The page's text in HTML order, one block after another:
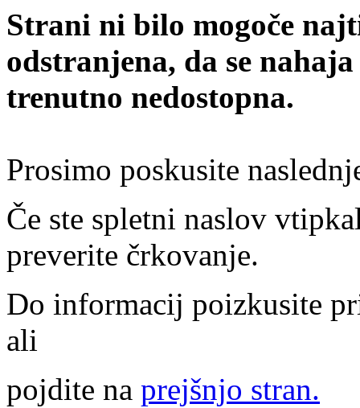
Strani ni bilo mogoče
odstranjena, da se
trenutno nedostopna.
Prosimo poskusite
Če ste spletni naslov
preverite črkovanje.
Do informacij poizkusite
ali
pojdite na prejšnjo stran.